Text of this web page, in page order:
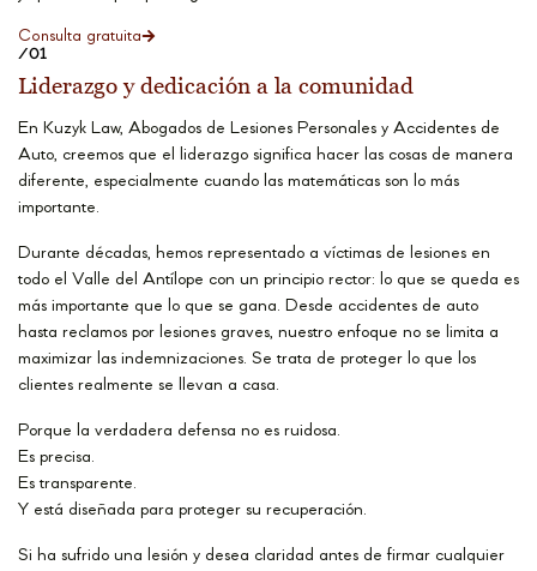
Consulta gratuita
/01
Liderazgo y dedicación a la comunidad
En Kuzyk Law, Abogados de Lesiones Personales y Accidentes de
Auto, creemos que el liderazgo significa hacer las cosas de manera
diferente, especialmente cuando las matemáticas son lo más
importante.
Durante décadas, hemos representado a víctimas de lesiones en
todo el Valle del Antílope con un principio rector: lo que se queda es
más importante que lo que se gana. Desde accidentes de auto
hasta reclamos por lesiones graves, nuestro enfoque no se limita a
maximizar las indemnizaciones. Se trata de proteger lo que los
clientes realmente se llevan a casa.
Porque la verdadera defensa no es ruidosa.
Es precisa.
Es transparente.
Y está diseñada para proteger su recuperación.
Si ha sufrido una lesión y desea claridad antes de firmar cualquier